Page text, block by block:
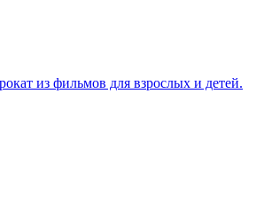
из фильмов для взрослых и детей.